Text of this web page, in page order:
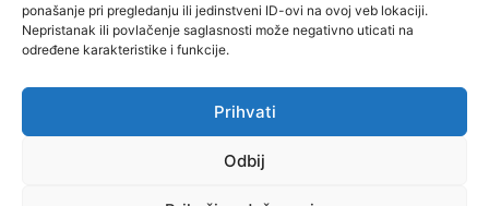
ponašanje pri pregledanju ili jedinstveni ID-ovi na ovoj veb lokaciji.
Nepristanak ili povlačenje saglasnosti može negativno uticati na
određene karakteristike i funkcije.
Prihvati
Odbij